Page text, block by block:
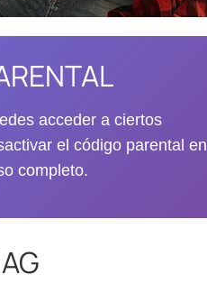
acceder a ciertos
el código parental en
completo.